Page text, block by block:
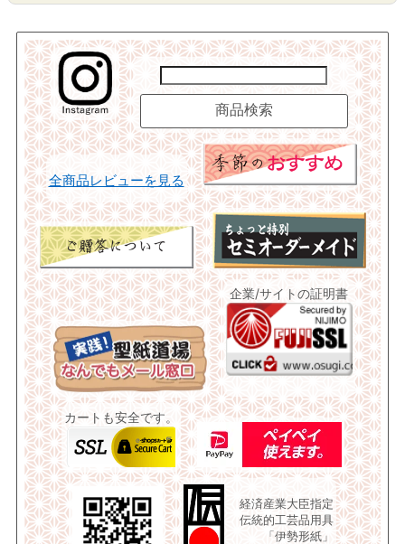
全商品レビューを見る
企業/サイトの証明書
カートも安全です。
経済産業大臣指定
伝統的工芸品用具
「伊勢形紙」